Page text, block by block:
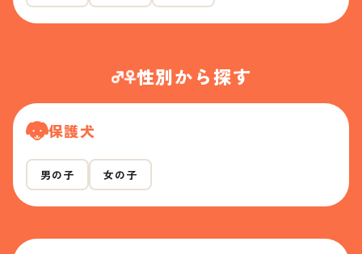
性別から探す
保護犬
男の子 女の子